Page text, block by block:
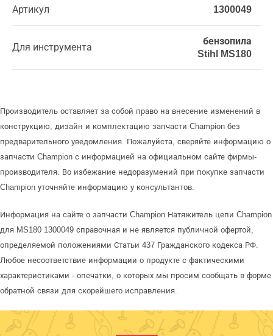
Артикул 1300049
Для инструмента
бензопила
Stihl MS180
Производитель оставляет за собой право на внесение изменений в
конструкцию, дизайн и комплектацию запчасти Champion без
предварительного уведомления. Пожалуйста, сверяйте информацию о
запчасти Champion с информацией на официальном сайте фирмы-
производителя. Во избежание недоразумений при покупке запчасти
Champion уточняйте информацию у консультантов.
Информация на сайте о запчасти Champion Натяжитель цепи Champion
для MS180 1300049 справочная и не является публичной офертой,
определяемой положениями Статьи 437 Гражданского кодекса РФ.
Любое несоответствие информации о продукте с фактическими
характеристиками - опечатки, о которых мы просим сообщать в форме
обратной связи для скорейшего исправления.